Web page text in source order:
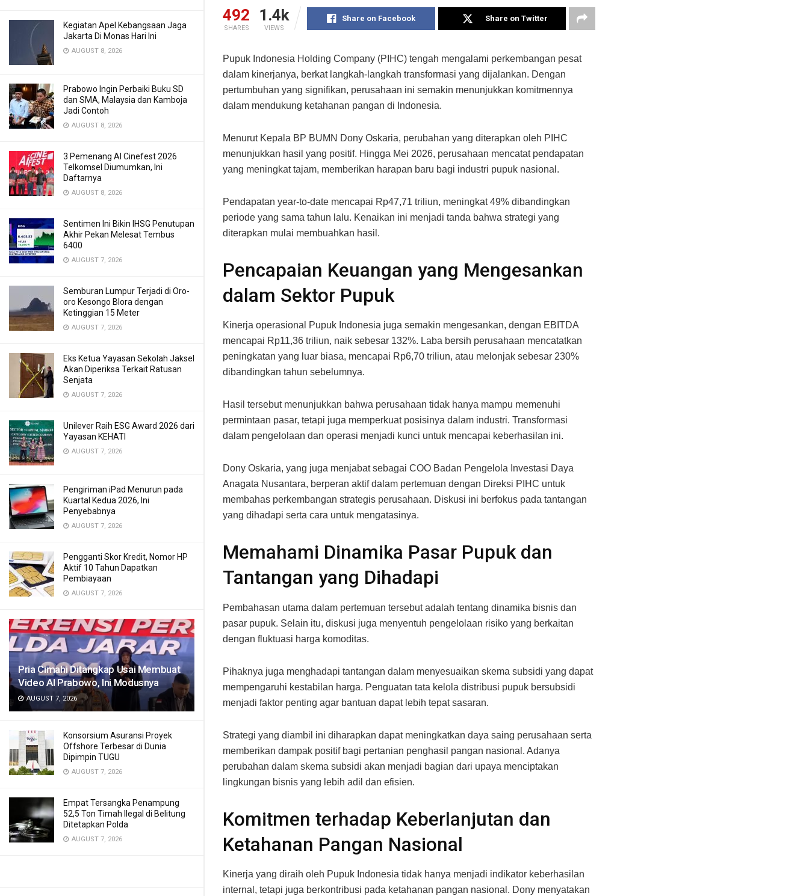
Kegiatan Apel Kebangsaan Jaga
Jakarta Di Monas Hari Ini
AUGUST 8, 2026
Prabowo Ingin Perbaiki Buku SD
dan SMA, Malaysia dan Kamboja
Jadi Contoh
AUGUST 8, 2026
3 Pemenang AI Cinefest 2026
Telkomsel Diumumkan, Ini
Daftarnya
AUGUST 8, 2026
Sentimen Ini Bikin IHSG Penutupan
Akhir Pekan Melesat Tembus
6400
AUGUST 7, 2026
Semburan Lumpur Terjadi di Oro-
oro Kesongo Blora dengan
Ketinggian 15 Meter
AUGUST 7, 2026
Eks Ketua Yayasan Sekolah Jaksel
Akan Diperiksa Terkait Ratusan
Senjata
AUGUST 7, 2026
Unilever Raih ESG Award 2026 dari
Yayasan KEHATI
AUGUST 7, 2026
Pengiriman iPad Menurun pada
Kuartal Kedua 2026, Ini
Penyebabnya
AUGUST 7, 2026
Pengganti Skor Kredit, Nomor HP
Aktif 10 Tahun Dapatkan
Pembiayaan
AUGUST 7, 2026
Pria Cimahi Ditangkap Usai Membuat
Video AI Prabowo, Ini Modusnya
AUGUST 7, 2026
Konsorsium Asuransi Proyek
Offshore Terbesar di Dunia
Dipimpin TUGU
AUGUST 7, 2026
Empat Tersangka Penampung
52,5 Ton Timah Ilegal di Belitung
Ditetapkan Polda
AUGUST 7, 2026
492
SHARES
1.4k
VIEWS
Share on Facebook Share on Twitter
Pupuk Indonesia Holding Company (PIHC) tengah mengalami perkembangan pesat
dalam kinerjanya, berkat langkah-langkah transformasi yang dijalankan. Dengan
pertumbuhan yang signifikan, perusahaan ini semakin menunjukkan komitmennya
dalam mendukung ketahanan pangan di Indonesia.
Menurut Kepala BP BUMN Dony Oskaria, perubahan yang diterapkan oleh PIHC
menunjukkan hasil yang positif. Hingga Mei 2026, perusahaan mencatat pendapatan
yang meningkat tajam, memberikan harapan baru bagi industri pupuk nasional.
Pendapatan year-to-date mencapai Rp47,71 triliun, meningkat 49% dibandingkan
periode yang sama tahun lalu. Kenaikan ini menjadi tanda bahwa strategi yang
diterapkan mulai membuahkan hasil.
Pencapaian Keuangan yang Mengesankan
dalam Sektor Pupuk
Kinerja operasional Pupuk Indonesia juga semakin mengesankan, dengan EBITDA
mencapai Rp11,36 triliun, naik sebesar 132%. Laba bersih perusahaan mencatatkan
peningkatan yang luar biasa, mencapai Rp6,70 triliun, atau melonjak sebesar 230%
dibandingkan tahun sebelumnya.
Hasil tersebut menunjukkan bahwa perusahaan tidak hanya mampu memenuhi
permintaan pasar, tetapi juga memperkuat posisinya dalam industri. Transformasi
dalam pengelolaan dan operasi menjadi kunci untuk mencapai keberhasilan ini.
Dony Oskaria, yang juga menjabat sebagai COO Badan Pengelola Investasi Daya
Anagata Nusantara, berperan aktif dalam pertemuan dengan Direksi PIHC untuk
membahas perkembangan strategis perusahaan. Diskusi ini berfokus pada tantangan
yang dihadapi serta cara untuk mengatasinya.
Memahami Dinamika Pasar Pupuk dan
Tantangan yang Dihadapi
Pembahasan utama dalam pertemuan tersebut adalah tentang dinamika bisnis dan
pasar pupuk. Selain itu, diskusi juga menyentuh pengelolaan risiko yang berkaitan
dengan fluktuasi harga komoditas.
Pihaknya juga menghadapi tantangan dalam menyesuaikan skema subsidi yang dapat
mempengaruhi kestabilan harga. Penguatan tata kelola distribusi pupuk bersubsidi
menjadi faktor penting agar bantuan dapat lebih tepat sasaran.
Strategi yang diambil ini diharapkan dapat meningkatkan daya saing perusahaan serta
memberikan dampak positif bagi pertanian penghasil pangan nasional. Adanya
perubahan dalam skema subsidi akan menjadi bagian dari upaya menciptakan
lingkungan bisnis yang lebih adil dan efisien.
Komitmen terhadap Keberlanjutan dan
Ketahanan Pangan Nasional
Kinerja yang diraih oleh Pupuk Indonesia tidak hanya menjadi indikator keberhasilan
internal, tetapi juga berkontribusi pada ketahanan pangan nasional. Dony menyatakan